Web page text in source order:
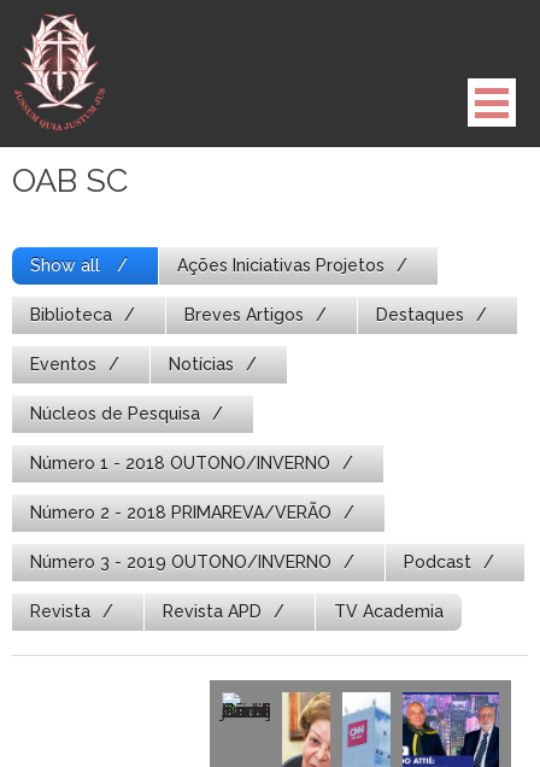
para
conteúdo
OAB SC
Show all Ações Iniciativas Projetos
Biblioteca Breves Artigos Destaques
Eventos Notícias
Núcleos de Pesquisa
Número 1 - 2018 OUTONO/INVERNO
Número 2 - 2018 PRIMAREVA/VERÃO
Número 3 - 2019 OUTONO/INVERNO Podcast
Revista Revista APD TV Academia